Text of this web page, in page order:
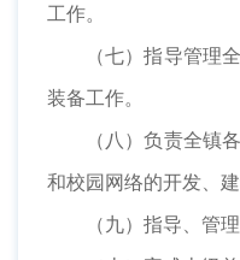
工作。
（七）指导管理全
装备工作。
（八）负责全镇各
和校园网络的开发、建
（九）指导、管理